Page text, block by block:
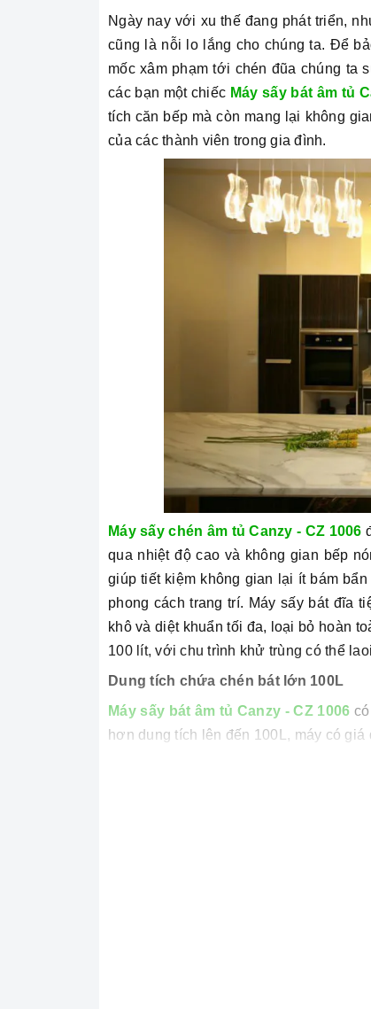
Ngày nay với xu thế đang phát triển,
cũng là nỗi lo lắng cho chúng ta. Để
mốc xâm phạm tới chén đũa chúng ta
các bạn một chiếc Máy sấy bát âm tủ
tích căn bếp mà còn mang lại không
của các thành viên trong gia đình.
Máy sấy chén âm tủ Canzy - CZ 1006
qua nhiệt độ cao và không gian bếp
giúp tiết kiệm không gian lại ít bám
phong cách trang trí. Máy sấy bát đĩa
khô và diệt khuẩn tối đa, loại bỏ hoàn
100 lít, với chu trình khử trùng có thể
Dung tích chứa chén bát lớn 100L
Máy sấy bát âm tủ Canzy - CZ 1006
hơn dung tích lên đến 100L, máy có